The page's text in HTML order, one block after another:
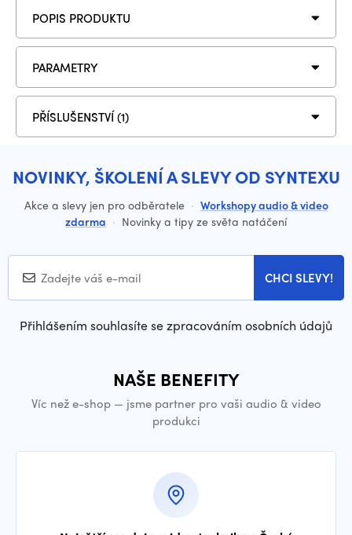
POPIS PRODUKTU
PARAMETRY
PŘÍSLUŠENSTVÍ (1)
NOVINKY, ŠKOLENÍ A SLEVY OD SYNTEXU
Akce a slevy jen pro odběratele · Workshopy audio & video
zdarma · Novinky a tipy ze světa natáčení
CHCI SLEVY!
Přihlášením souhlasíte se zpracováním osobních údajů
NAŠE BENEFITY
Víc než e-shop — jsme partner pro vaši audio & video
produkci